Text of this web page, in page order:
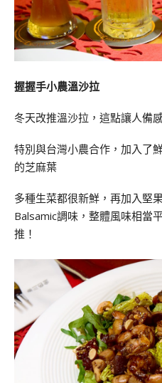
握握手小農溫沙拉
冬天改推溫沙拉，這點讓人備
特別與台灣小農合作，加入了
的芝麻葉
多種生菜都很新鮮，再加入堅
Balsamic調味，整體風味相當
推！